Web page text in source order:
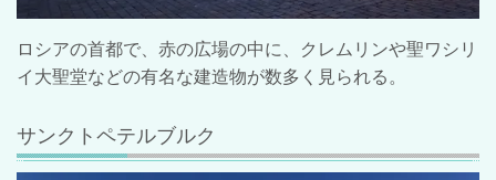
ロシアの首都で、赤の広場の中に、クレムリンや聖ワシリ
イ大聖堂などの有名な建造物が数多く見られる。
サンクトペテルブルク